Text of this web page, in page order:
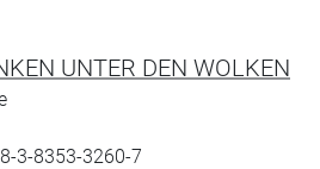
UNTER DEN WOLKEN
3-8353-3260-7